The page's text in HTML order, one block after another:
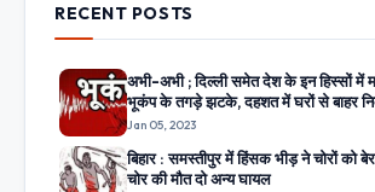
RECENT POSTS
अभी-अभी ; दिल्ली समेत देश के इन हिस्सों में
भूकंप के तगड़े झटके, दहशत में घरों से बाहर
Jan 05, 2023
बिहार : समस्तीपुर में हिंसक भीड़ ने चोरों को
चोर की मौत दो अन्य घायल